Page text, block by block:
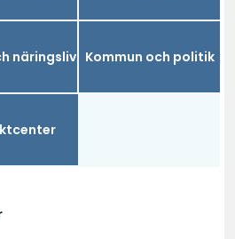
näringsliv Kommun och politik